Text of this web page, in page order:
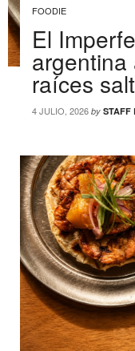
FOODIE
El
argentina
raíces
4 JULIO, 2026 by STAFF